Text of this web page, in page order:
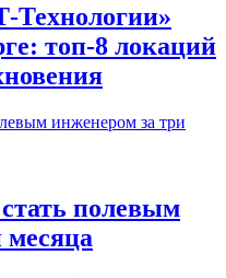
Технологии»
топ-8 локаций
полевым
месяца